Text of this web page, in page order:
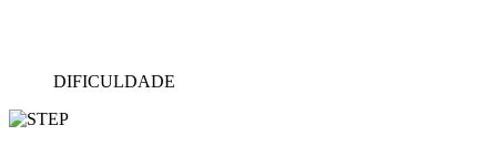
DIFICULDADE